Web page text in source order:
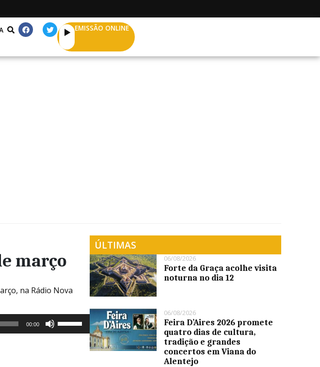
EMISSÃO ONLINE
março
na Rádio Nova
00:00
cima/baixo
ÚLTIMAS
06/08/2026
Forte da Graça acolhe visita
noturna no dia 12
06/08/2026
Feira D’Aires 2026 promete
quatro dias de cultura,
tradição e grandes
concertos em Viana do
Alentejo